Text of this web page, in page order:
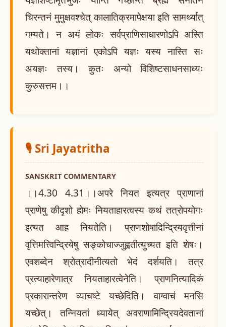
चिरन्तनं मुमुक्षवश्चेत् कालातिक्रमापेक्षया इति सामर्थ्यात्
गम्यते। न अयं लोकः सर्वप्राणिसाधारणोऽपि अस्ति
यथोक्तानां यज्ञानां एकोऽपि यज्ञः यस्य नास्ति सः
अयज्ञः तस्य। कुतः अन्यो विशिष्टसाधनसाध्यः
कुरुसत्तम।।
🎙️ Sri Jayatritha
SANSKRIT COMMENTARY
।।4.30 4.31।।अपरे नियत इत्यत्र प्राणानां
प्राणेषु कीदृशो होमः नियताहारत्वस्य कथं तत्रोपयोगः
इत्यत आह नियतेति। प्राणशोषादिन्द्रियवृत्तीनां
वृत्तिमत्त्विन्द्रियेषु सङ्कोचाज्जुह्वतीत्युच्यत इति शेषः।
एवशब्देन श्रोत्रादीनीत्यतो भेदं दर्शयति। तत्र
प्रत्याहारेणात्र नियताहारत्वेनेति। प्राणनित्यादिकं
प्रकारान्तरेण व्याचष्टे यच्छेदिति। वाग्वाचं मनसि
यच्छेत्। तन्नियतां ध्यायेत् अवराणामिन्द्रियदेवतानां